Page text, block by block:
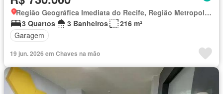
Região Geográfica Imediata do Recife, Região Metropolitana do Recife
3 Quartos
3 Banheiros
216 m²
Garagem
19 jun. 2026 em Chaves na mão